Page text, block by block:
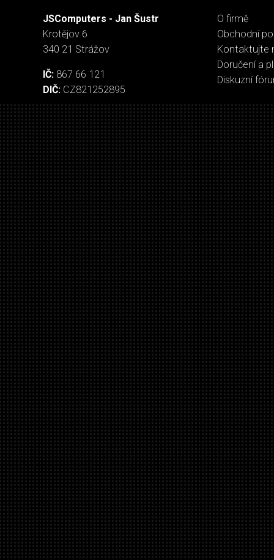
JSComputers - Jan Šustr
Krotějov 6
340 21 Strážov
IČ: 867 66 121
DIČ: CZ821252895
O firmě
Obchodní
Kontaktujte
Doručení a
Diskuzní